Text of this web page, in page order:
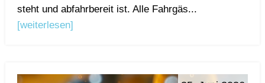
steht und abfahrbereit ist. Alle Fahrgäs...
[weiterlesen]